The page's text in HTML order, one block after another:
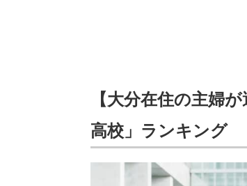
【大分在住の主婦
高校」ランキング